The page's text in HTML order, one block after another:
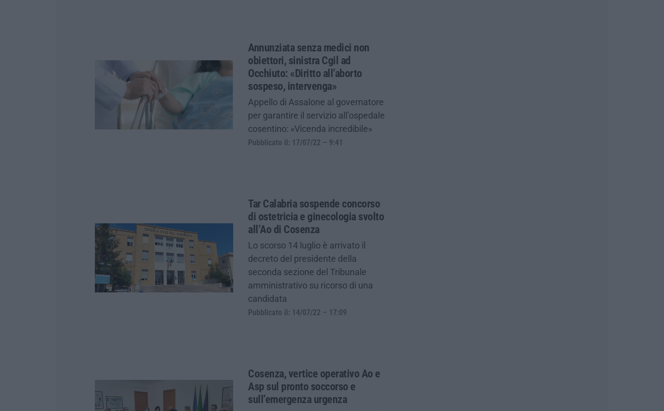
Annunziata senza medici non
obiettori, sinistra Cgil ad
Occhiuto: «Diritto all’aborto
sospeso, intervenga»
Appello di Assalone al governatore
per garantire il servizio all’ospedale
cosentino: «Vicenda incredibile»
Pubblicato il: 17/07/22 – 9:41
Tar Calabria sospende concorso
di ostetricia e ginecologia svolto
all’Ao di Cosenza
Lo scorso 14 luglio è arrivato il
decreto del presidente della
seconda sezione del Tribunale
amministrativo su ricorso di una
candidata
Pubblicato il: 14/07/22 – 17:09
Cosenza, vertice operativo Ao e
Asp sul pronto soccorso e
sull’emergenza urgenza